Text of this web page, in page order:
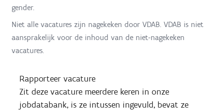
gender.
Niet alle vacatures zijn nagekeken door VDAB. VDAB is niet
aansprakelijk voor de inhoud van de niet-nagekeken
vacatures.
Rapporteer vacature
Zit deze vacature meerdere keren in onze
jobdatabank, is ze intussen ingevuld, bevat ze